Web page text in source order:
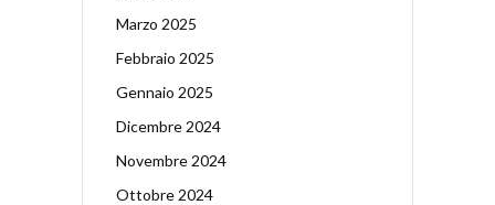
Marzo 2025
Febbraio 2025
Gennaio 2025
Dicembre 2024
Novembre 2024
Ottobre 2024